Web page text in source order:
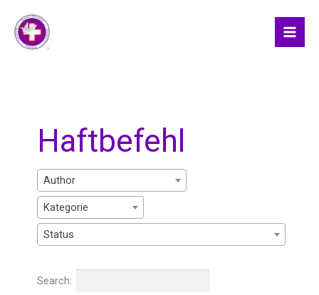
content
Haftbefehl
Author
Kategorie
Status
Search: